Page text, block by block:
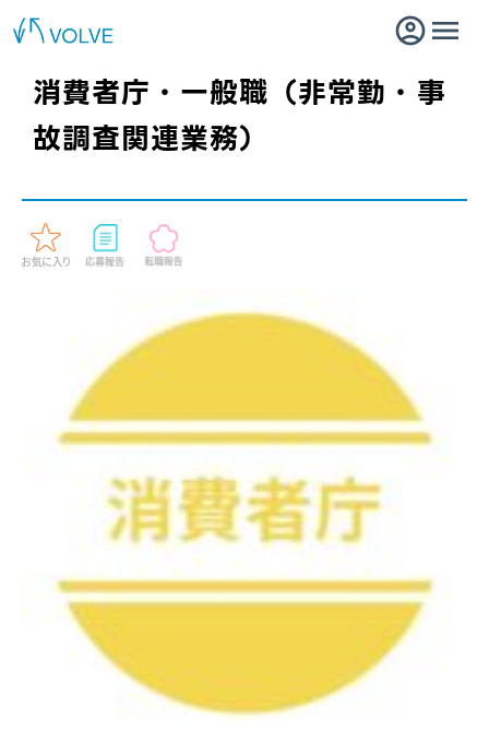
消費者庁・一般職（非常勤・事
故調査関連業務）